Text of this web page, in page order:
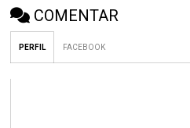
COMENTAR
PERFIL FACEBOOK